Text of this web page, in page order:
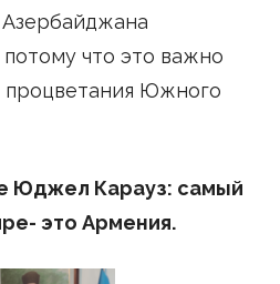
что это важно
процветания Южного
Юджел Карауз: самый
это Армения.